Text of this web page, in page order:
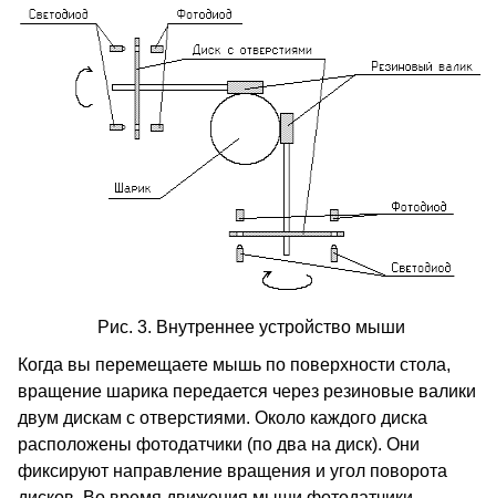
Рис. 3. Внутреннее устройство мыши
Когда вы перемещаете мышь по поверхности стола,
вращение шарика передается через резиновые валики
двум дискам с отверстиями. Около каждого диска
расположены фотодатчики (по два на диск). Они
фиксируют направление вращения и угол поворота